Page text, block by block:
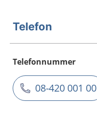
Telefon
Telefonnummer
08-420 001 00